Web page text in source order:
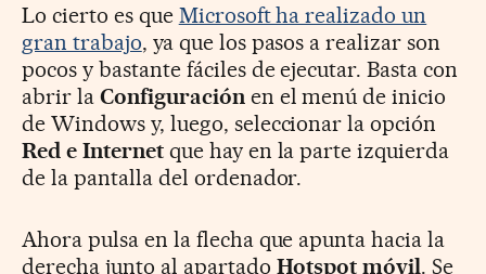
Lo cierto es que Microsoft ha realizado un
gran trabajo, ya que los pasos a realizar son
pocos y bastante fáciles de ejecutar. Basta con
abrir la Configuraciónen el menú de inicio
de Windows y, luego, seleccionar la opción
Red e Internetque hay en la parte izquierda
de la pantalla del ordenador.
Ahora pulsa en la flecha que apunta hacia la
derecha junto al apartado Hotspot móvil. Se